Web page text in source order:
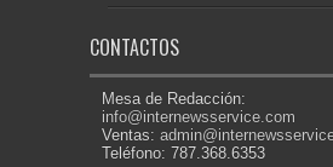
CONTACTOS
Mesa de Redacción:
info@internewsservice.com
Ventas:
Teléfono: 787.368.6353